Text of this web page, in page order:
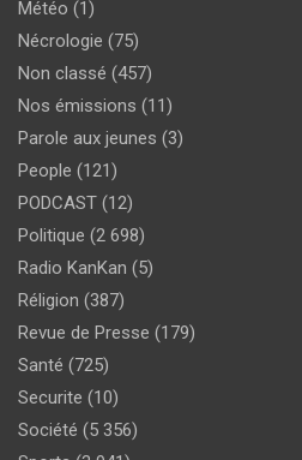
Météo (1)
Nécrologie (75)
Non classé (457)
Nos émissions (11)
Parole aux jeunes (3)
People (121)
PODCAST (12)
Politique (2 698)
Radio KanKan (5)
Réligion (387)
Revue de Presse (179)
Santé (725)
Securite (10)
Société (5 356)